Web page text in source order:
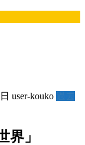
user-kouko
界」